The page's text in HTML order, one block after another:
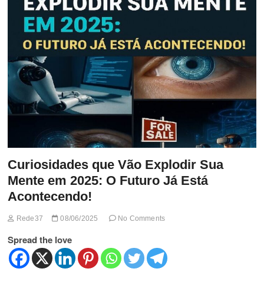
n
Curiosidades que Vão Explodir Sua
Mente em 2025: O Futuro Já Está
Acontecendo!
Rede37 08/06/2025 No Comments
Spread the love